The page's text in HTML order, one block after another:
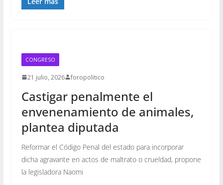
CONGRESO
21 julio, 2026 foropolitico
Castigar penalmente el
envenenamiento de animales,
plantea diputada
Reformar el Código Penal del estado para incorporar
dicha agravante en actos de maltrato o crueldad, propone
la legisladora Naomi